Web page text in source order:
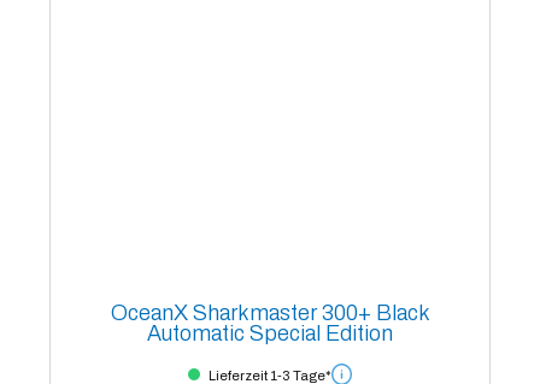
OceanX Sharkmaster 300+ Black
Automatic Special Edition
Lieferzeit 1-3 Tage*